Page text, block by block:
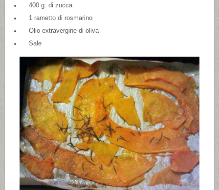
400 g. di zucca
1 rametto di rosmarino
Olio extravergine di oliva
Sale